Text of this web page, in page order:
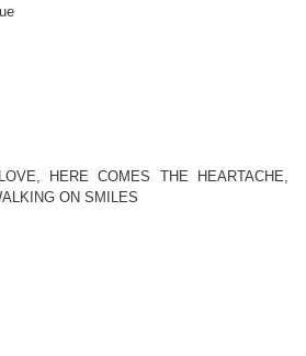
HERE COMES THE HEARTACHE,
ON SMILES